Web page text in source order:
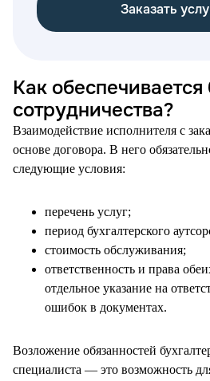
Заказать
Как обеспечивается
сотрудничества?
Взаимодействие исполнителя с
основе договора. В него
следующие условия:
перечень услуг;
период бухгалтерского
стоимость обслуживания;
ответственность и права
отдельное указание на
ошибок в документах.
Возложение обязанностей
специалиста — это возможность